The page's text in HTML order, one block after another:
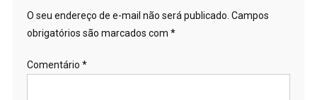
O seu endereço de e-mail não será publicado. Campos
obrigatórios são marcados com *
Comentário *